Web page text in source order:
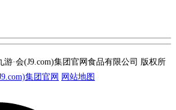
·会(J9.com)集团官网食品有限公司 版权所
集团官网 网站地图